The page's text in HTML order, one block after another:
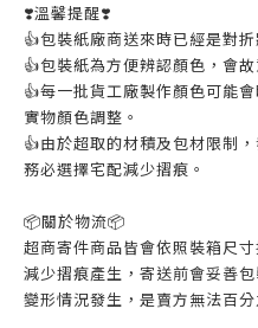
❣️溫馨提醒❣️
👍️包裝紙廠商送來時已經是對
👍️包裝紙為方便辨認顏色，會故
👍️每一批貨工廠製作顏色可能
實物顏色調整。
👍️由於超取的材積及包材限制
務必選擇宅配減少摺痕。
📦️關於物流📦️
超商寄件商品皆會依照裝箱尺
減少摺痕產生，寄送前會妥善
變形情況發生，是賣方無法百